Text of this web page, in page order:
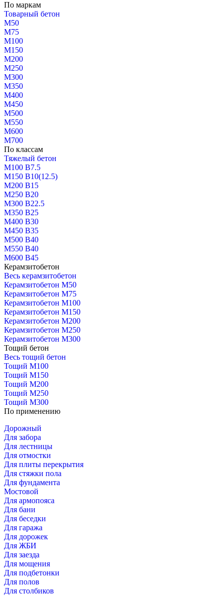
По маркам
Товарный бетон
М50
М75
М100
М150
М200
М250
М300
М350
М400
М450
М500
М550
М600
М700
По классам
Тяжелый бетон
М100 В7.5
М150 В10(12.5)
М200 В15
М250 В20
М300 В22.5
М350 В25
М400 В30
М450 В35
М500 В40
М550 В40
М600 В45
Керамзитобетон
Весь керамзитобетон
Керамзитобетон М50
Керамзитобетон М75
Керамзитобетон М100
Керамзитобетон М150
Керамзитобетон М200
Керамзитобетон М250
Керамзитобетон М300
Тощий бетон
Весь тощий бетон
Тощий М100
Тощий М150
Тощий М200
Тощий М250
Тощий М300
По применению
Дорожный
Для забора
Для лестницы
Для отмостки
Для плиты перекрытия
Для стяжки пола
Для фундамента
Мостовой
Для армопояса
Для бани
Для беседки
Для гаража
Для дорожек
Для ЖБИ
Для заезда
Для мощения
Для подбетонки
Для полов
Для столбиков